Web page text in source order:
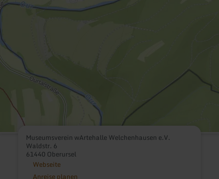
Museumsverein wArtehalle Welchenhausen e.V.
Waldstr. 6
61440 Oberursel
Webseite
Anreise planen